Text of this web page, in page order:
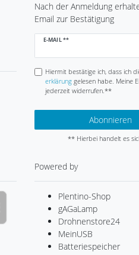
Nach der Anmeldung
Email zur Bestätigung
E-MAIL **
Newsletter
Hiermit bestätige ich, dass ich
erklärunggelesen habe. Meine
jederzeit widerrufen.**
Abonnieren
** Hierbei handelt es
Powered by
Plentino-Shop
gAGaLamp
Drohnenstore24
MeinUSB
Batteriespeicher